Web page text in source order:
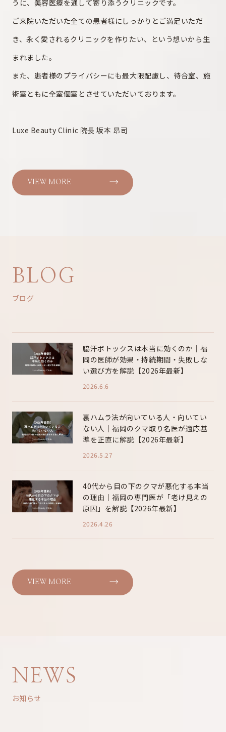
うに、美容医療を通して寄り添うクリニックです。
ご来院いただいた全ての患者様にしっかりとご満足いただ
き、永く愛されるクリニックを作りたい、という想いから生
まれました。
また、患者様のプライバシーにも最大限配慮し、待合室、施
術室ともに全室個室とさせていただいております。
Luxe Beauty Clinic 院長 坂本 昂司
VIEW MORE
BLOG
ブログ
脇汗ボトックスは本当に効くのか｜福
岡の医師が効果・持続期間・失敗しな
い選び方を解説【2026年最新】
2026.6.6
裏ハムラ法が向いている人・向いてい
ない人｜福岡のクマ取り名医が適応基
準を正直に解説【2026年最新】
2026.5.27
40代から目の下のクマが悪化する本当
の理由｜福岡の専門医が「老け見えの
原因」を解説【2026年最新】
2026.4.26
VIEW MORE
NEWS
お知らせ